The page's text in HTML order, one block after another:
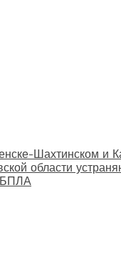
Шахтинском и
области
БПЛА